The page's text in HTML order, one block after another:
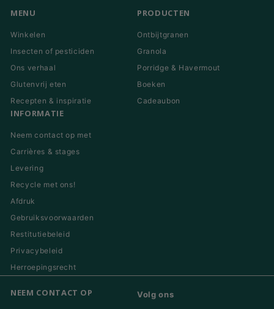
MENU
Winkelen
Insecten of pesticiden
Ons verhaal
Glutenvrij eten
Recepten & inspiratie
PRODUCTEN
Ontbijtgranen
Granola
Porridge & Havermout
Boeken
Cadeaubon
INFORMATIE
Neem contact op met
Carrières & stages
Levering
Recycle met ons!
Afdruk
Gebruiksvoorwaarden
Restitutiebeleid
Privacybeleid
Herroepingsrecht
NEEM CONTACT OP Volg ons